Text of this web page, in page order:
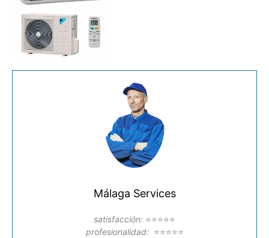
Málaga Services
satisfacción: ⭐⭐⭐⭐⭐
profesionalidad: ⭐⭐⭐⭐⭐